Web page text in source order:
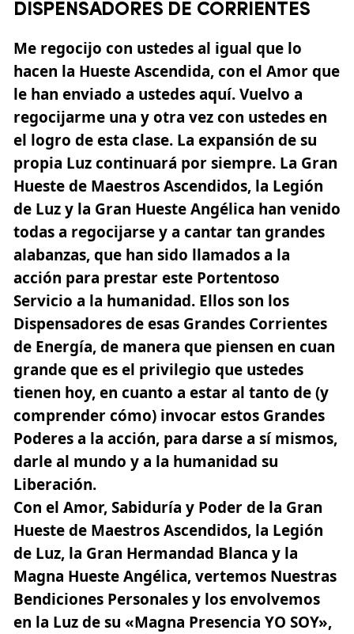
DISPENSADORES DE CORRIENTES
Me regocijo con ustedes al igual que lo
hacen la Hueste Ascendida, con el Amor que
le han enviado a ustedes aquí. Vuelvo a
regocijarme una y otra vez con ustedes en
el logro de esta clase. La expansión de su
propia Luz continuará por siempre. La Gran
Hueste de Maestros Ascendidos, la Legión
de Luz y la Gran Hueste Angélica han venido
todas a regocijarse y a cantar tan grandes
alabanzas, que han sido llamados a la
acción para prestar este Portentoso
Servicio a la humanidad. Ellos son los
Dispensadores de esas Grandes Corrientes
de Energía,de manera que piensen en cuan
grande que es el privilegio que ustedes
tienen hoy, en cuanto a estar al tanto de (y
comprender cómo) invocar estos Grandes
Poderes a la acción, para darse a sí mismos,
darle al mundo y a la humanidad su
Liberación.
Con el Amor, Sabiduría y Poder de la Gran
Hueste de Maestros Ascendidos, la Legión
de Luz, la Gran Hermandad Blanca y la
Magna Hueste Angélica, vertemos Nuestras
Bendiciones Personales y los envolvemos
en la Luz de su «Magna Presencia YO SOY»,